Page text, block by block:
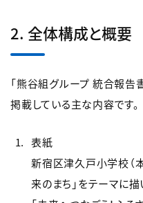
2. 全体構成と概要
「熊谷組グループ 統合報告
掲載している主な内容です。
表紙
新宿区津久戸小学校（
来のまち」をテーマに描